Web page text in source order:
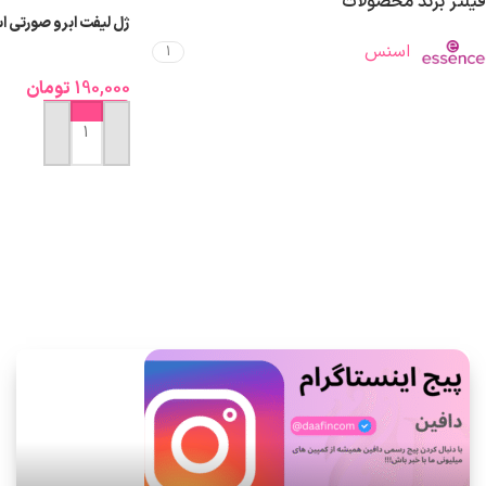
اسنس
1
ژل لیفت ابرو
190,000 تومان
افزودن به سبد خرید